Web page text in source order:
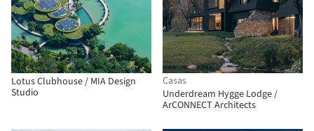
Lotus Clubhouse / MIA Design
Studio
Casas
Underdream Hygge Lodge /
ArCONNECT Architects